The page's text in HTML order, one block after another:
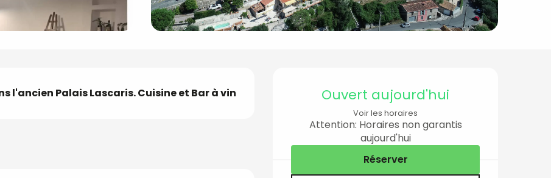
Ouverture et
Ouvert aujourd'hui
Voir les horaires
Attention: Horaires non garantis
aujourd'hui
Réserver
l'ancien Palais Lascaris. Cuisine et Bar à vin